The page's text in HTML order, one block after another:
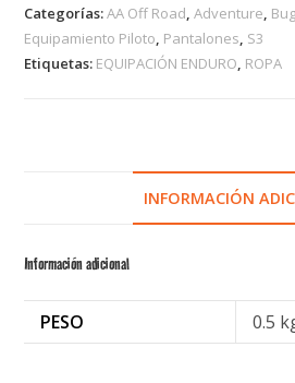
Categorías:AA Off Road,Adventure,
Equipamiento Piloto, Pantalones, S3
Etiquetas: EQUIPACIÓN ENDURO, ROPA
INFORMACIÓN
Información adicional
PESO 0.5